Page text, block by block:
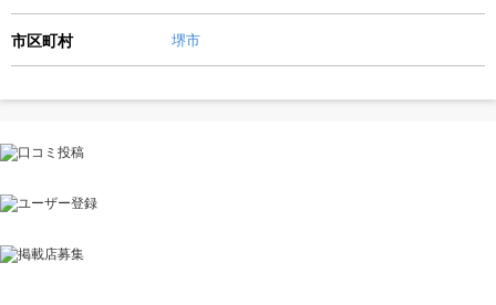
市区町村 堺市